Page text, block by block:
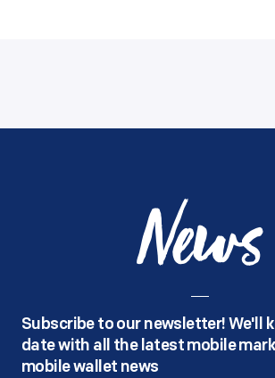
News
Subscribe to our newsletter! We'll
date with all the latest mobile
mobile wallet news